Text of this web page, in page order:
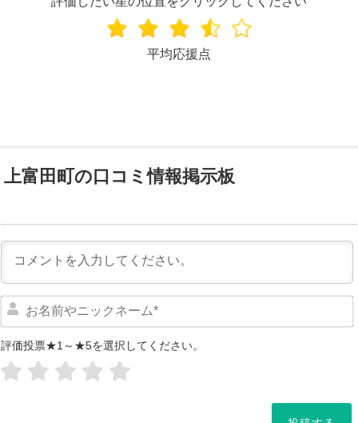
平均応援点
上富田町の口コミ情報掲示板
評価投票★1～★5を選択してください。